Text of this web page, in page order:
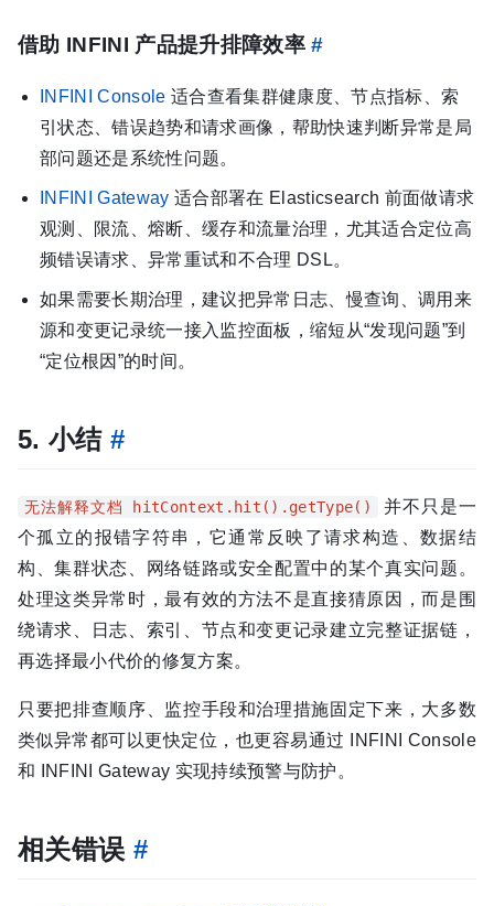
借助 INFINI 产品提升排障效率#
INFINI Console 适合查看集群健康度、节点指标、索
引状态、错误趋势和请求画像，帮助快速判断异常是局
部问题还是系统性问题。
INFINI Gateway 适合部署在 Elasticsearch 前面做请求
观测、限流、熔断、缓存和流量治理，尤其适合定位高
频错误请求、异常重试和不合理 DSL。
如果需要长期治理，建议把异常日志、慢查询、调用来
源和变更记录统一接入监控面板，缩短从“发现问题”到
“定位根因”的时间。
5. 小结 #
无法解释文档 hitContext.hit().getType()
并不只是一
个孤立的报错字符串，它通常反映了请求构造、数据结
构、集群状态、网络链路或安全配置中的某个真实问题。
处理这类异常时，最有效的方法不是直接猜原因，而是围
绕请求、日志、索引、节点和变更记录建立完整证据链，
再选择最小代价的修复方案。
只要把排查顺序、监控手段和治理措施固定下来，大多数
类似异常都可以更快定位，也更容易通过 INFINI Console
和 INFINI Gateway 实现持续预警与防护。
相关错误 #